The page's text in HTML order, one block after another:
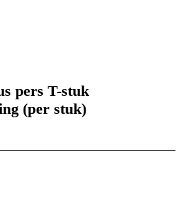
pers T-stuk
(per stuk)